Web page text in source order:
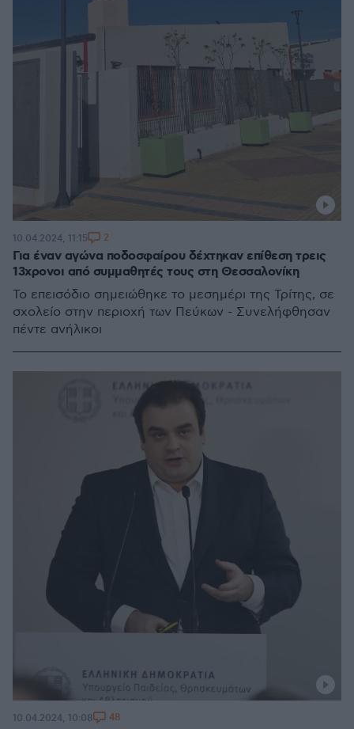
Για έναν αγώνα ποδοσφαίρου δέχτηκαν επίθεση τρεις
13χρονοι από συμμαθητές τους στη Θεσσαλονίκη
Το επεισόδιο σημειώθηκε το μεσημέρι της Τρίτης, σε
σχολείο στην περιοχή των Πεύκων - Συνελήφθησαν
πέντε ανήλικοι
10.04.2024, 11:15 2
10.04.2024, 10:08 48